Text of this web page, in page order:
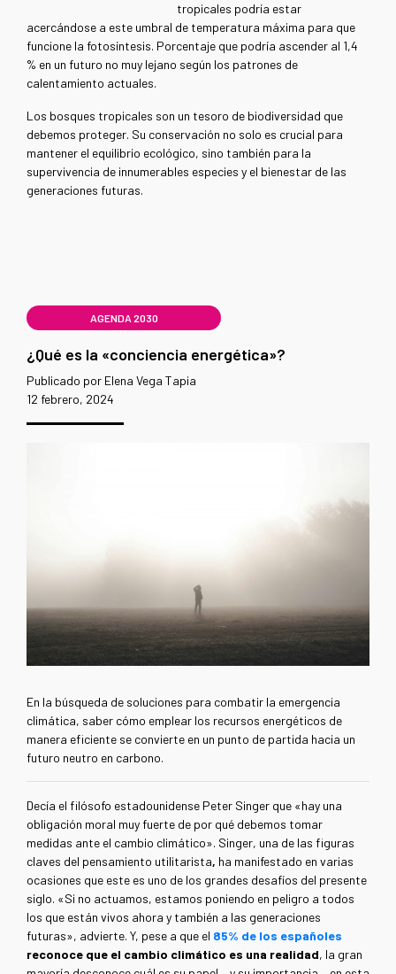
tropicales podría estar
acercándose a este umbral de temperatura máxima para que
funcione la fotosíntesis. Porcentaje que podría ascender al 1,4
% en un futuro no muy lejano según los patrones de
calentamiento actuales.
Los bosques tropicales son un tesoro de biodiversidad que
debemos proteger. Su conservación no solo es crucial para
mantener el equilibrio ecológico, sino también para la
supervivencia de innumerables especies y el bienestar de las
generaciones futuras.
AGENDA 2030
¿Qué es la «conciencia energética»?
Publicado por Elena Vega Tapia
12 febrero, 2024
En la búsqueda de soluciones para combatir la emergencia
climática, saber cómo emplear los recursos energéticos de
manera eficiente se convierte en un punto de partida hacia un
futuro neutro en carbono.
Decía el filósofo estadounidense Peter Singer que «hay una
obligación moral muy fuerte de por qué debemos tomar
medidas ante el cambio climático». Singer, una de las figuras
claves del pensamiento utilitarista, ha manifestado en varias
ocasiones que este es uno de los grandes desafíos del presente
siglo. «Si no actuamos, estamos poniendo en peligro a todos
los que están vivos ahora y también a las generaciones
futuras», advierte. Y, pese a que el 85% de los españoles
reconoce que el cambio climático es una realidad, la gran